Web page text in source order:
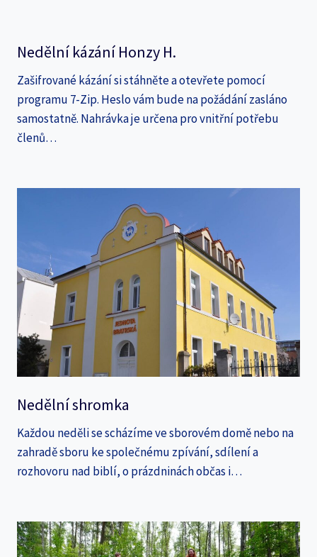
Nedělní kázání Honzy H.
Zašifrované kázání si stáhněte a otevřete pomocí
programu 7-Zip. Heslo vám bude na požádání zasláno
samostatně. Nahrávka je určena pro vnitřní potřebu
členů…
Nedělní shromka
Každou neděli se scházíme ve sborovém domě nebo na
zahradě sboru ke společnému zpívání, sdílení a
rozhovoru nad biblí, o prázdninách občas i…